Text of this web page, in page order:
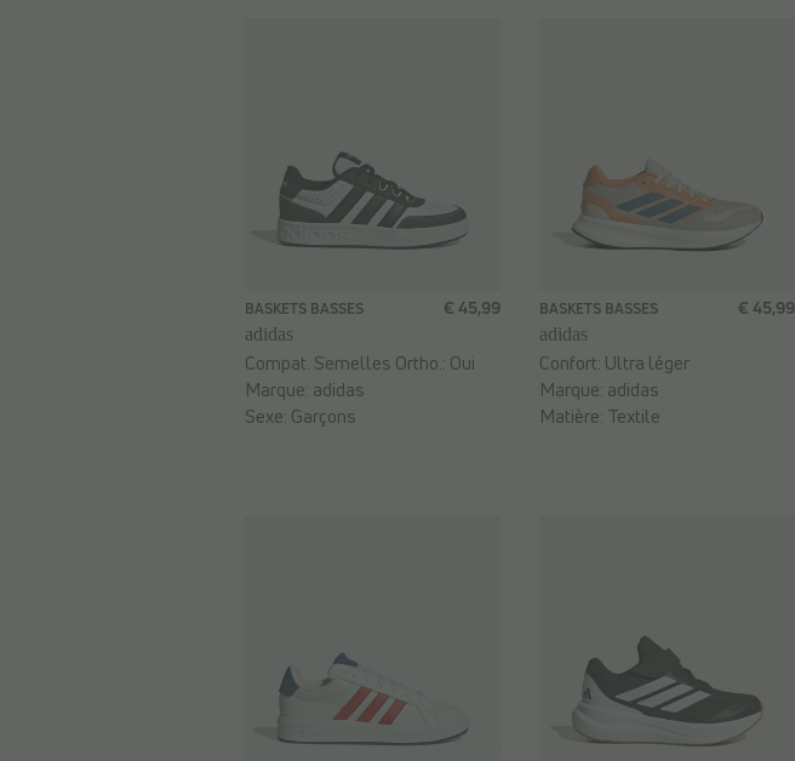
BASKETS BASSES
adidas
€ 45,99
Compat. Semelles Ortho.: Oui
Marque: adidas
Sexe: Garçons
BASKETS BASSES
adidas
€ 45,99
Confort: Ultra léger
Marque: adidas
Matière: Textile